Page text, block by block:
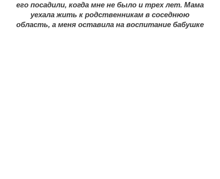
его посадили, когда мне не было и трех лет. Мама
уехала жить к родственникам в соседнюю
область, а меня оставила на воспитание бабушке